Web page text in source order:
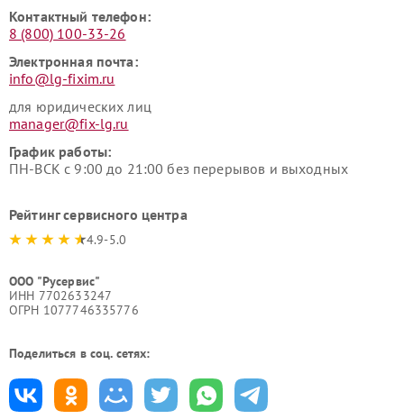
Контактный телефон:
8 (800) 100-33-26
Электронная почта:
info@lg-fixim.ru
для юридических лиц
manager@fix-lg.ru
График работы:
ПН-ВСК с 9:00 до 21:00 без перерывов и выходных
Рейтинг сервисного центра
4.9-5.0
ООО "Русервис"
ИНН 7702633247
ОГРН 1077746335776
Поделиться в соц. сетях: